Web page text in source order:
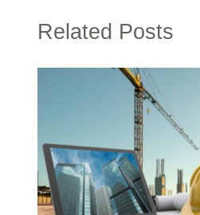
Related Posts